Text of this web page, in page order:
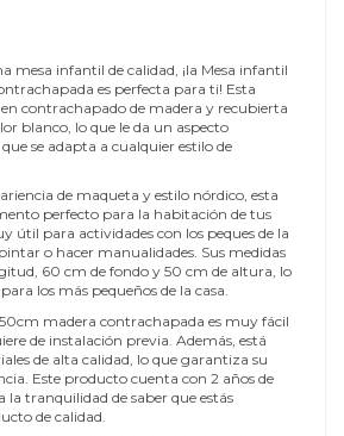
mesa infantil de calidad, ¡la Mesa infantil
es perfecta para ti! Esta
contrachapado de madera y recubierta
blanco, lo que le da un aspecto
se adapta a cualquier estilo de
de maqueta y estilo nórdico, esta
perfecto para la habitación de tus
útil para actividades con los peques de la
o hacer manualidades. Sus medidas
60 cm de fondo y 50 cm de altura, lo
los más pequeños de la casa.
madera contrachapada es muy fácil
de instalación previa. Además, está
de alta calidad, lo que garantiza su
Este producto cuenta con 2 años de
la tranquilidad de saber que estás
de calidad.